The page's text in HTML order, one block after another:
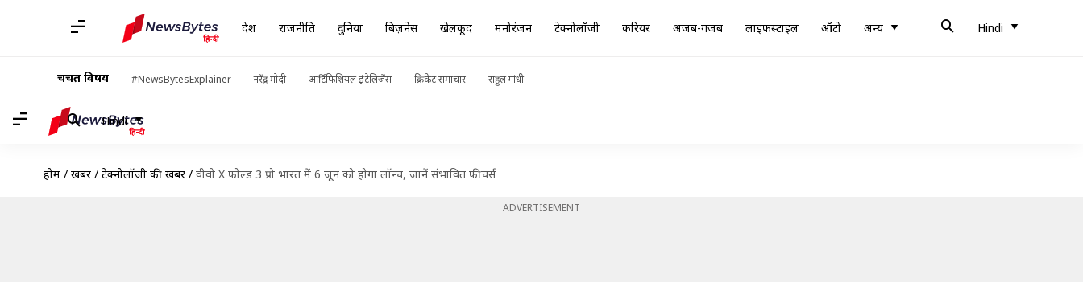
देश राजनीति दुनिया बिज़नेस खेलकूद मनोरंजन टेक्नोलॉजी करियर अजब-गजब लाइफस्टाइल ऑटो अन्य Hindi
चर्चित विषय #NewsBytesExplainer नरेंद्र मोदी आर्टिफिशियल इंटेलिजेंस क्रिकेट समाचार राहुल गांधी
Hindi
होम / खबरें / टेक्नोलॉजी की खबरें / वीवो X फोल्ड 3 प्रो भारत में 6 जून को होगा लॉन्च, जानें संभावित फीचर्स
ADVERTISEMENT